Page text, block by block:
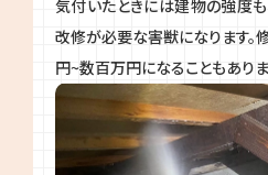
気付いたときには建物の強度
改修が必要な害獣になります
円~数百万円になることもありま